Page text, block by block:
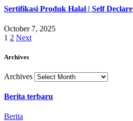
Sertifikasi Produk Halal | Self Declare
October 7, 2025
1 2 Next
Archives
Archives
Berita terbaru
Berita